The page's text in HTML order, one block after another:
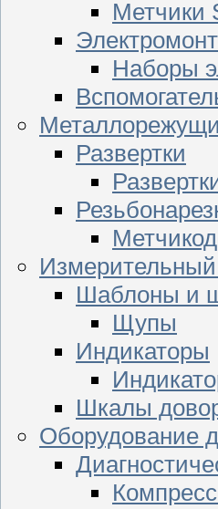
Метчики
Наборы
Развертки
Шаблоны и
Щупы
Индикаторы
Шкалы
Оборудование